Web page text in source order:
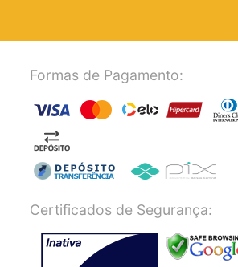
Formas de Pagamento:
Certificados de Segurança: